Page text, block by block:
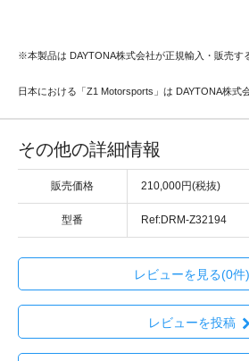
※本製品は DAYTONA株式会社が正規輸入・販売す
日本における「Z1 Motorsports」は DAYTONA株式
その他の詳細情報
販売価格 210,000円(税抜)
型番 Ref:DRM-Z32194
レビューを見る(0件)
レビューを投稿